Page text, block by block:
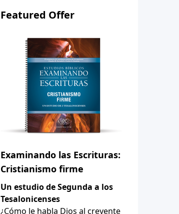
Featured Offer
Examinando las Escrituras:
Cristianismo firme
Un estudio de Segunda a los
Tesalonicenses
¿Cómo le habla Dios al creyente